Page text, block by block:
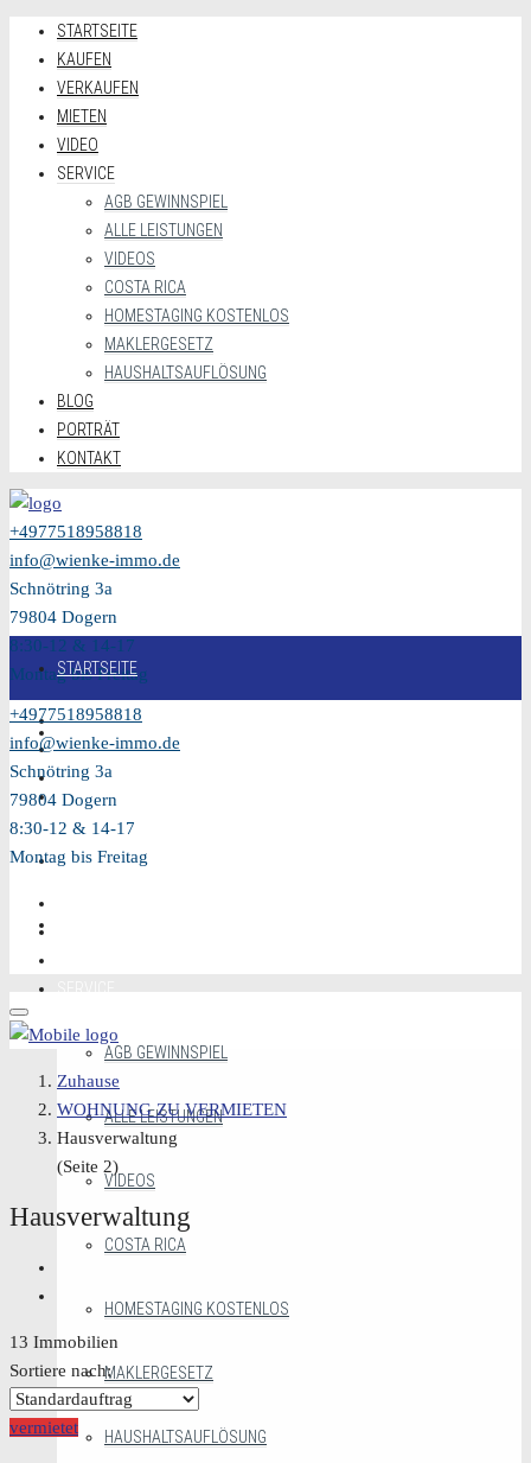
STARTSEITE
KAUFEN
VERKAUFEN
MIETEN
VIDEO
SERVICE
AGB GEWINNSPIEL
ALLE LEISTUNGEN
VIDEOS
COSTA RICA
HOMESTAGING KOSTENLOS
MAKLERGESETZ
HAUSHALTSAUFLÖSUNG
BLOG
PORTRÄT
KONTAKT
+4977518958818
info@wienke-immo.de
Schnötring 3a
79804 Dogern
8:30-12 & 14-17
Montag bis Freitag
STARTSEITE
VERKAUFEN
MIETEN
AGB GEWINNSPIEL
ALLE LEISTUNGEN
VIDEOS
COSTA RICA
HOMESTAGING KOSTENLOS
MAKLERGESETZ
HAUSHALTSAUFLÖSUNG
+4977518958818
info@wienke-immo.de
Schnötring 3a
79804 Dogern
8:30-12 & 14-17
Montag bis Freitag
Zuhause
WOHNUNG ZU VERMIETEN
Hausverwaltung
(Seite 2)
Hausverwaltung
13 Immobilien
Sortiere nach:
vermietet